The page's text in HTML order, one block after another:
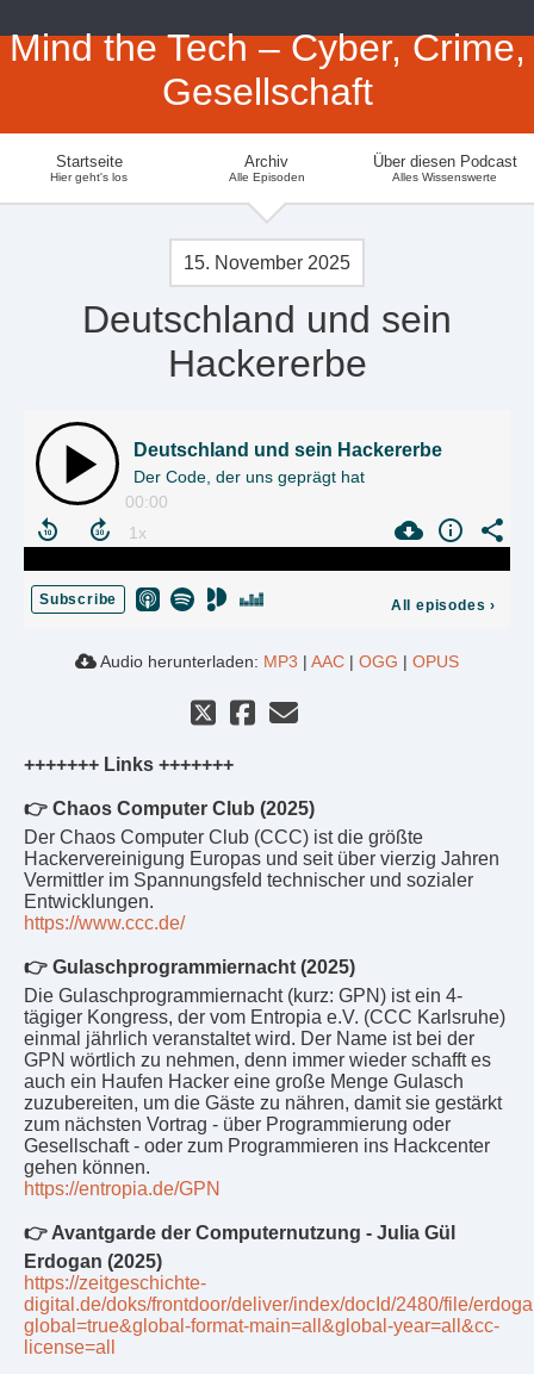
Mind the Tech – Cyber, Crime,
Gesellschaft
Startseite
Hier geht's los
Archiv
Alle Episoden
Über diesen Podcast
Alles Wissenswerte
15. November 2025
Deutschland und sein
Hackererbe
Deutschland und sein Hackererbe
Der Code, der uns geprägt hat
00:00
Subscribe All episodes ›
Audio herunterladen: MP3 | AAC | OGG | OPUS
+++++++ Links +++++++
👉 Chaos Computer Club (2025)
Der Chaos Computer Club (CCC) ist die größte
Hackervereinigung Europas und seit über vierzig Jahren
Vermittler im Spannungsfeld technischer und sozialer
Entwicklungen.
https://www.ccc.de/
👉 Gulaschprogrammiernacht (2025)
Die Gulaschprogrammiernacht (kurz: GPN) ist ein 4-
tägiger Kongress, der vom Entropia e.V. (CCC Karlsruhe)
einmal jährlich veranstaltet wird. Der Name ist bei der
GPN wörtlich zu nehmen, denn immer wieder schafft es
auch ein Haufen Hacker eine große Menge Gulasch
zuzubereiten, um die Gäste zu nähren, damit sie gestärkt
zum nächsten Vortrag - über Programmierung oder
Gesellschaft - oder zum Programmieren ins Hackcenter
gehen können.
https://entropia.de/GPN
👉 Avantgarde der Computernutzung - Julia Gül
Erdogan (2025)
https://zeitgeschichte-
digital.de/doks/frontdoor/deliver/index/docId/2480/file/
global=true&global-format-main=all&global-year=all&cc-
license=all